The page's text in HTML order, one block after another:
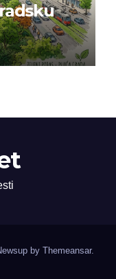
by Themeansar.